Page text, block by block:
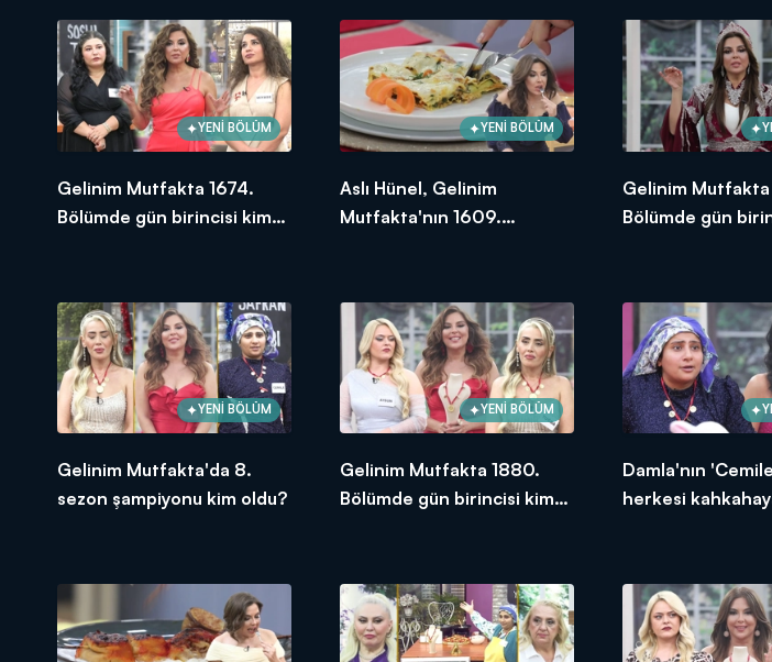
YENİ BÖLÜM
Gelinim Mutfakta 1674.
Bölümde gün birincisi kim
YENİ BÖLÜM
Aslı Hünel, Gelinim
Mutfakta'nın 1609.
Gelinim Mutfakta
Bölümde gün
YENİ BÖLÜM
Gelinim Mutfakta'da 8.
sezon şampiyonu kim oldu?
YENİ BÖLÜM
Gelinim Mutfakta 1880.
Bölümde gün birincisi kim
Damla'nın
herkesi